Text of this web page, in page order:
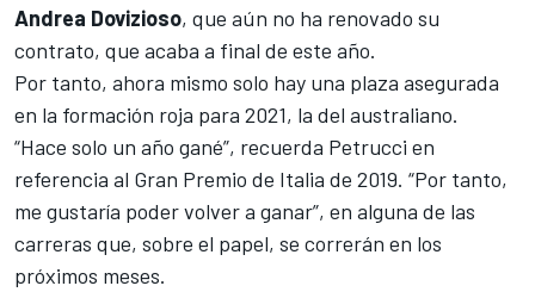
Andrea Dovizioso, que aún no ha renovado su
contrato, que acaba a final de este año.
Por tanto, ahora mismo solo hay una plaza asegurada
en la formación roja para 2021, la del australiano.
“Hace solo un año gané”, recuerda Petrucci en
referencia al Gran Premio de Italia de 2019. “Por tanto,
me gustaría poder volver a ganar”, en alguna de las
carreras que, sobre el papel, se correrán en los
próximos meses.